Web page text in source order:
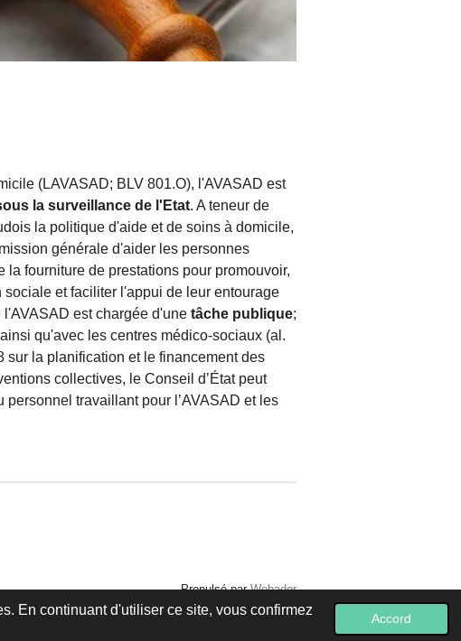
En continuant d'utiliser ce site, vous confirmez
Accord
(LAVASAD; BLV 801.O), l'AVASAD est
la surveillance de l'Etat. A teneur de
la politique d'aide et de soins à domicile,
générale d'aider les personnes
fourniture de prestations pour promouvoir,
et faciliter l'appui de leur entourage
est chargée d'une tâche publique;
qu'avec les centres médico-sociaux (al.
sur la planification et le financement des
collectives, le Conseil d’État peut
travaillant pour l’AVASAD et les
Propulsé parWebador